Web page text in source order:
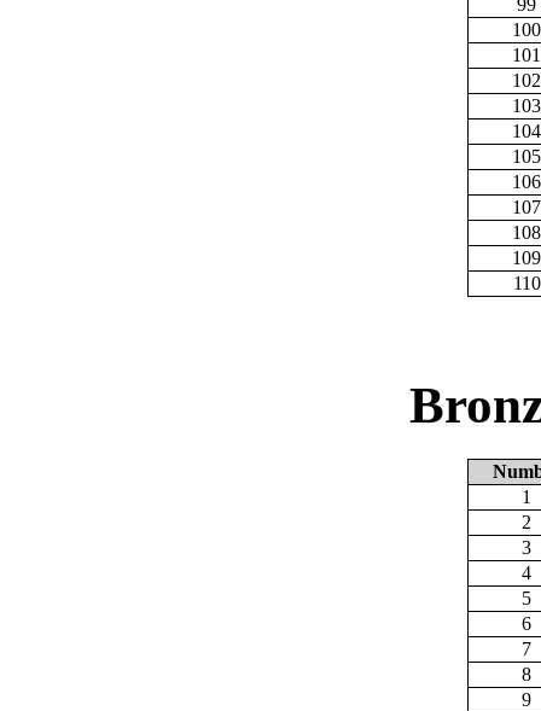
99
100
101
102
103
104
105
106
107
108
109
110
1
2
3
4
5
6
7
8
9